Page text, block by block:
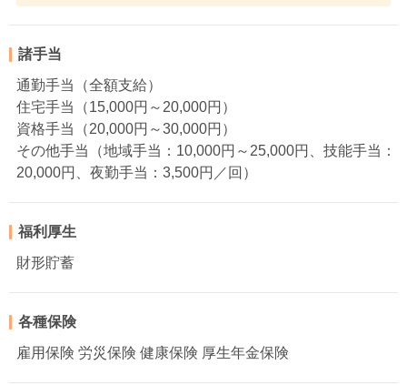
諸手当
通勤手当（全額支給）
住宅手当（15,000円～20,000円）
資格手当（20,000円～30,000円）
その他手当（地域手当：10,000円～25,000円、技能手当：
20,000円、夜勤手当：3,500円／回）
福利厚生
財形貯蓄
各種保険
雇用保険 労災保険 健康保険 厚生年金保険